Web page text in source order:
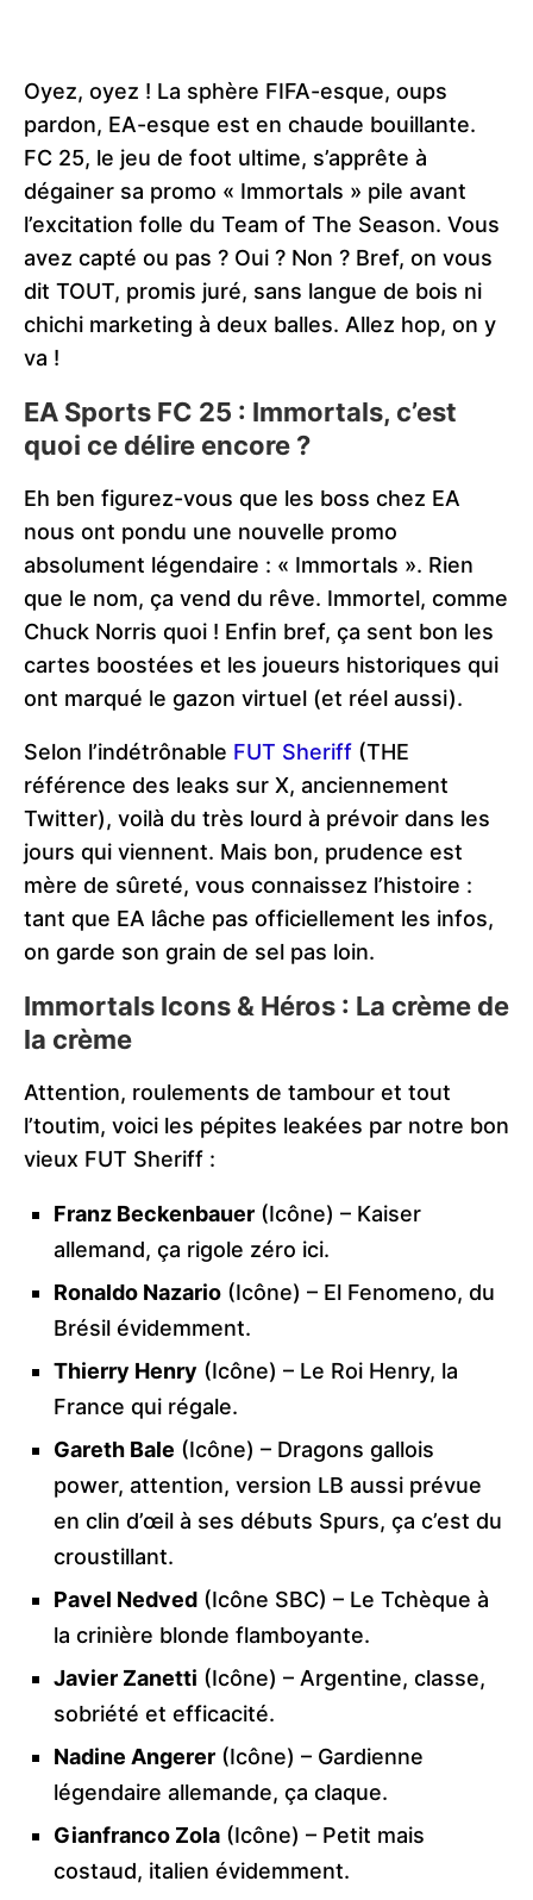
Oyez, oyez ! La sphère FIFA-esque, oups
pardon, EA-esque est en chaude bouillante.
FC 25, le jeu de foot ultime, s’apprête à
dégainer sa promo « Immortals » pile avant
l’excitation folle du Team of The Season. Vous
avez capté ou pas ? Oui ? Non ? Bref, on vous
dit TOUT, promis juré, sans langue de bois ni
chichi marketing à deux balles. Allez hop, on y
va !
EA Sports FC 25 : Immortals, c’est
quoi ce délire encore ?
Eh ben figurez-vous que les boss chez EA
nous ont pondu une nouvelle promo
absolument légendaire : « Immortals ». Rien
que le nom, ça vend du rêve. Immortel, comme
Chuck Norris quoi ! Enfin bref, ça sent bon les
cartes boostées et les joueurs historiques qui
ont marqué le gazon virtuel (et réel aussi).
Selon l’indétrônable FUT Sheriff (THE
référence des leaks sur X, anciennement
Twitter), voilà du très lourd à prévoir dans les
jours qui viennent. Mais bon, prudence est
mère de sûreté, vous connaissez l’histoire :
tant que EA lâche pas officiellement les infos,
on garde son grain de sel pas loin.
Immortals Icons & Héros : La crème de
la crème
Attention, roulements de tambour et tout
l’toutim, voici les pépites leakées par notre bon
vieux FUT Sheriff :
Franz Beckenbauer (Icône) – Kaiser
allemand, ça rigole zéro ici.
Ronaldo Nazario (Icône) – El Fenomeno, du
Brésil évidemment.
Thierry Henry (Icône) – Le Roi Henry, la
France qui régale.
Gareth Bale (Icône) – Dragons gallois
power, attention, version LB aussi prévue
en clin d’œil à ses débuts Spurs, ça c’est du
croustillant.
Pavel Nedved (Icône SBC) – Le Tchèque à
la crinière blonde flamboyante.
Javier Zanetti (Icône) – Argentine, classe,
sobriété et efficacité.
Nadine Angerer (Icône) – Gardienne
légendaire allemande, ça claque.
Gianfranco Zola (Icône) – Petit mais
costaud, italien évidemment.